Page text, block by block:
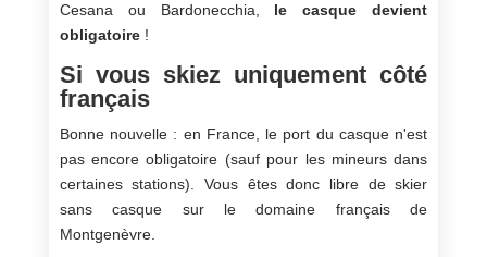
Cesana ou Bardonecchia, le casque devient
obligatoire!
Si vous skiez uniquement côté
français
Bonne nouvelle : en France, le port du casque n'est
pas encore obligatoire (sauf pour les mineurs dans
certaines stations). Vous êtes donc libre de skier
sans casque sur le domaine français de
Montgenèvre.